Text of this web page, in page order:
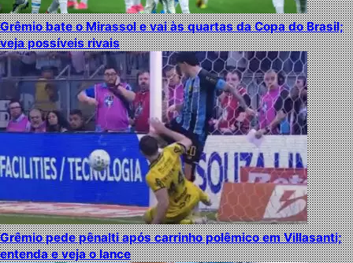
Grêmio bate o Mirassol e vai às quartas da Copa do Brasil;
veja possíveis rivais
Grêmio pede pênalti após carrinho polêmico em Villasanti;
entenda e veja o lance